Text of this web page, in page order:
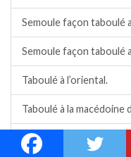
Semoule façon taboulé
Semoule façon taboulé
Taboulé à l’oriental.
Taboulé à la macédoine
Taboulé au poulet au